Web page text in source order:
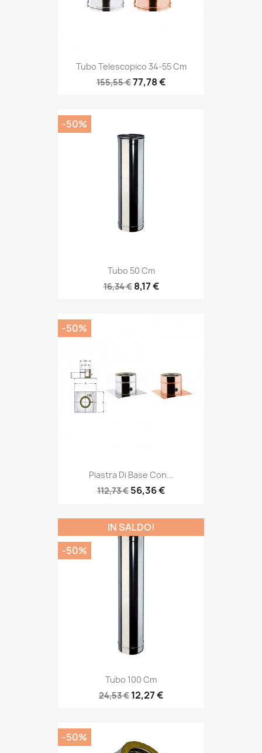
Tubo Telescopico 34-55 Cm
155,55 €77,78 €
Tubo 50 Cm
16,34 € 8,17 €
-50%
Piastra Di Base Con...
112,73 € 56,36 €
-50%
Tubo 100 Cm
24,53 € 12,27 €
IN SALDO!
-50%
-50%